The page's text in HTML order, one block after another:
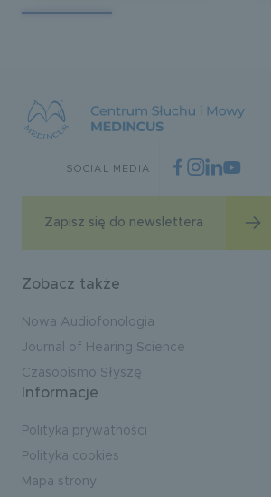
SOCIAL MEDIA
Zapisz się do newslettera
Zobacz także
Nowa Audiofonologia
Journal of Hearing Science
Czasopismo Słyszę
Informacje
Polityka prywatności
Polityka cookies
Mapa strony